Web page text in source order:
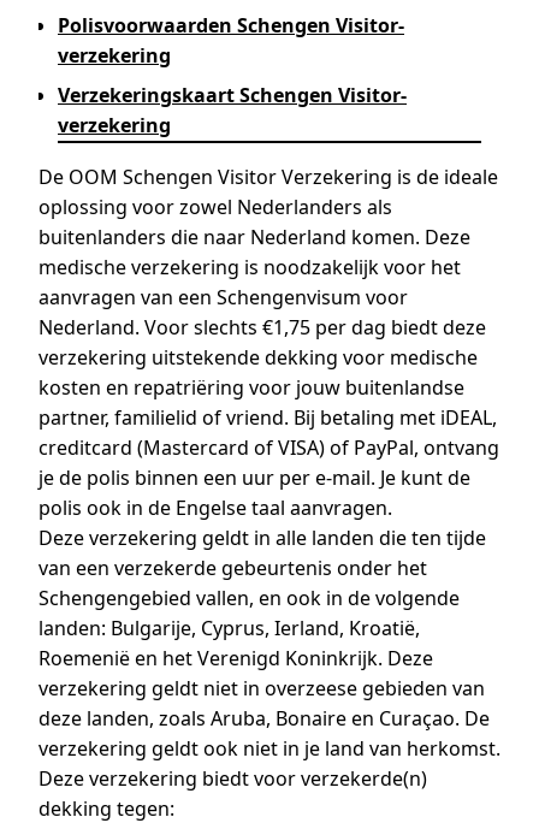
Polisvoorwaarden Schengen Visitor-
verzekering
Verzekeringskaart Schengen Visitor-
verzekering
De OOM Schengen Visitor Verzekering is de ideale
oplossing voor zowel Nederlanders als
buitenlanders die naar Nederland komen. Deze
medische verzekering is noodzakelijk voor het
aanvragen van een Schengenvisum voor
Nederland. Voor slechts €1,75 per dag biedt deze
verzekering uitstekende dekking voor medische
kosten en repatriëring voor jouw buitenlandse
partner, familielid of vriend. Bij betaling met iDEAL,
creditcard (Mastercard of VISA) of PayPal, ontvang
je de polis binnen een uur per e-mail. Je kunt de
polis ook in de Engelse taal aanvragen.
Deze verzekering geldt in alle landen die ten tijde
van een verzekerde gebeurtenis onder het
Schengengebied vallen, en ook in de volgende
landen: Bulgarije, Cyprus, Ierland, Kroatië,
Roemenië en het Verenigd Koninkrijk. Deze
verzekering geldt niet in overzeese gebieden van
deze landen, zoals Aruba, Bonaire en Curaçao. De
verzekering geldt ook niet in je land van herkomst.
Deze verzekering biedt voor verzekerde(n)
dekking tegen: